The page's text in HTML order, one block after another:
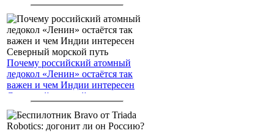
Почему российский атомный
ледокол «Ленин» остаётся так
важен и чем Индии интересен
Северный морской путь